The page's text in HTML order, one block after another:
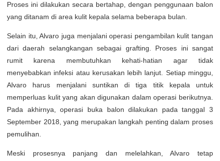
Proses ini dilakukan secara bertahap, dengan penggunaan balon
yang ditanam di area kulit kepala selama beberapa bulan.
Selain itu, Alvaro juga menjalani operasi pengambilan kulit tangan
dari daerah selangkangan sebagai grafting. Proses ini sangat
rumit karena membutuhkan kehati-hatian agar tidak
menyebabkan infeksi atau kerusakan lebih lanjut. Setiap minggu,
Alvaro harus menjalani suntikan di tiga titik kepala untuk
memperluas kulit yang akan digunakan dalam operasi berikutnya.
Pada akhirnya, operasi buka balon dilakukan pada tanggal 3
September 2018, yang merupakan langkah penting dalam proses
pemulihan.
Meski prosesnya panjang dan melelahkan, Alvaro tetap